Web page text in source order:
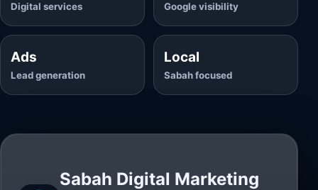
Digital services Google visibility
Ads
Lead generation
Local
Sabah focused
Sabah Digital Marketing